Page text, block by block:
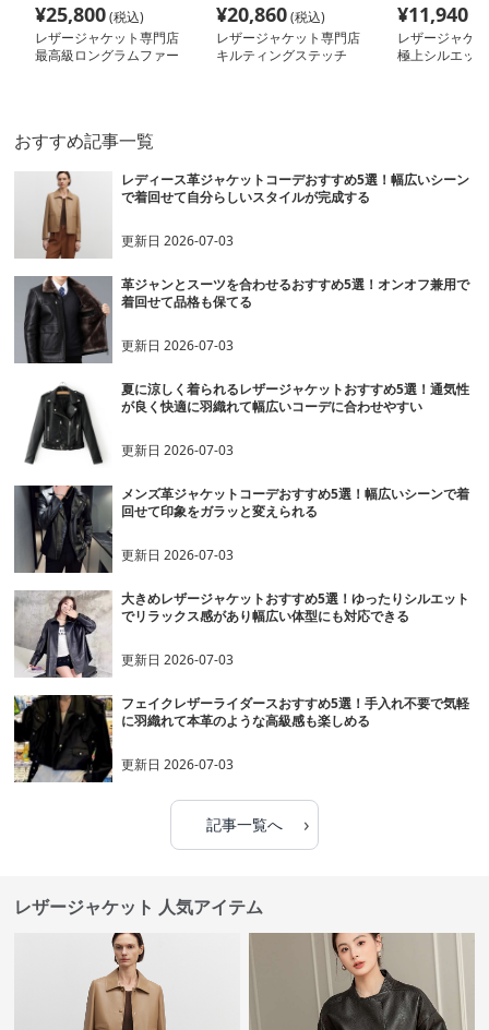
¥25,800(税込)
レザージャケット専門店
最高級ロングラムファー
¥20,860(税込)
レザージャケット専門店
キルティングステッチ
¥11,940
レザージャケ
極上シルエッ
おすすめ記事一覧
レディース革ジャケットコーデおすすめ5選！幅広いシーン
で着回せて自分らしいスタイルが完成する
更新日2026-07-03
革ジャンとスーツを合わせるおすすめ5選！オンオフ兼用で
着回せて品格も保てる
更新日2026-07-03
夏に涼しく着られるレザージャケットおすすめ5選！通気性
が良く快適に羽織れて幅広いコーデに合わせやすい
更新日2026-07-03
メンズ革ジャケットコーデおすすめ5選！幅広いシーンで着
回せて印象をガラッと変えられる
更新日2026-07-03
大きめレザージャケットおすすめ5選！ゆったりシルエット
でリラックス感があり幅広い体型にも対応できる
更新日2026-07-03
フェイクレザーライダースおすすめ5選！手入れ不要で気軽
に羽織れて本革のような高級感も楽しめる
更新日2026-07-03
記事一覧へ ›
レザージャケット 人気アイテム